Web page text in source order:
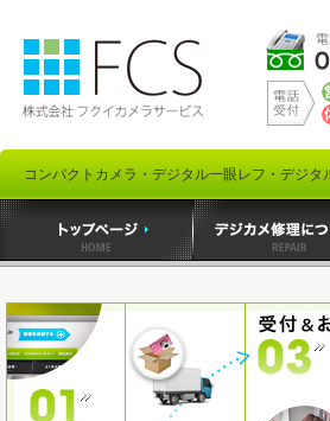
コンパクトカメラ・デジタル一眼レフ・デジ